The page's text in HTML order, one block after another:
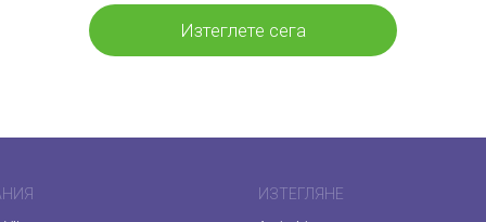
Изтеглете сега
ИЗТЕГЛЯНЕ